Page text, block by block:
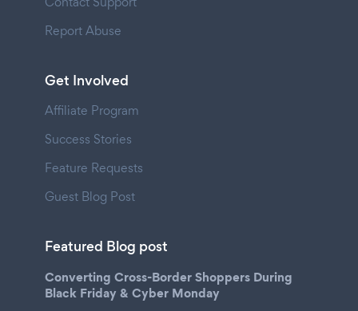
Report Abuse
Get Involved
Affiliate Program
Success Stories
Feature Requests
Guest Blog Post
Featured Blog post
Converting Cross-Border Shoppers During
Black Friday & Cyber Monday